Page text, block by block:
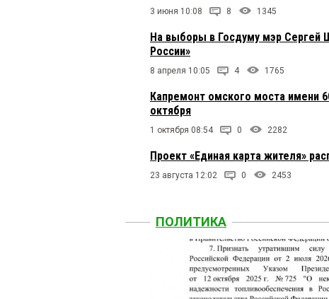
3 июня 10:08 8 1345
На выборы в Госдуму мэр Сергей
России»
8 апреля 10:05 4 1765
Капремонт омского моста имени
октября
1 октября 08:54 0 2282
Проект «Единая карта жителя»
23 августа 12:02 0 2453
ПОЛИТИКА